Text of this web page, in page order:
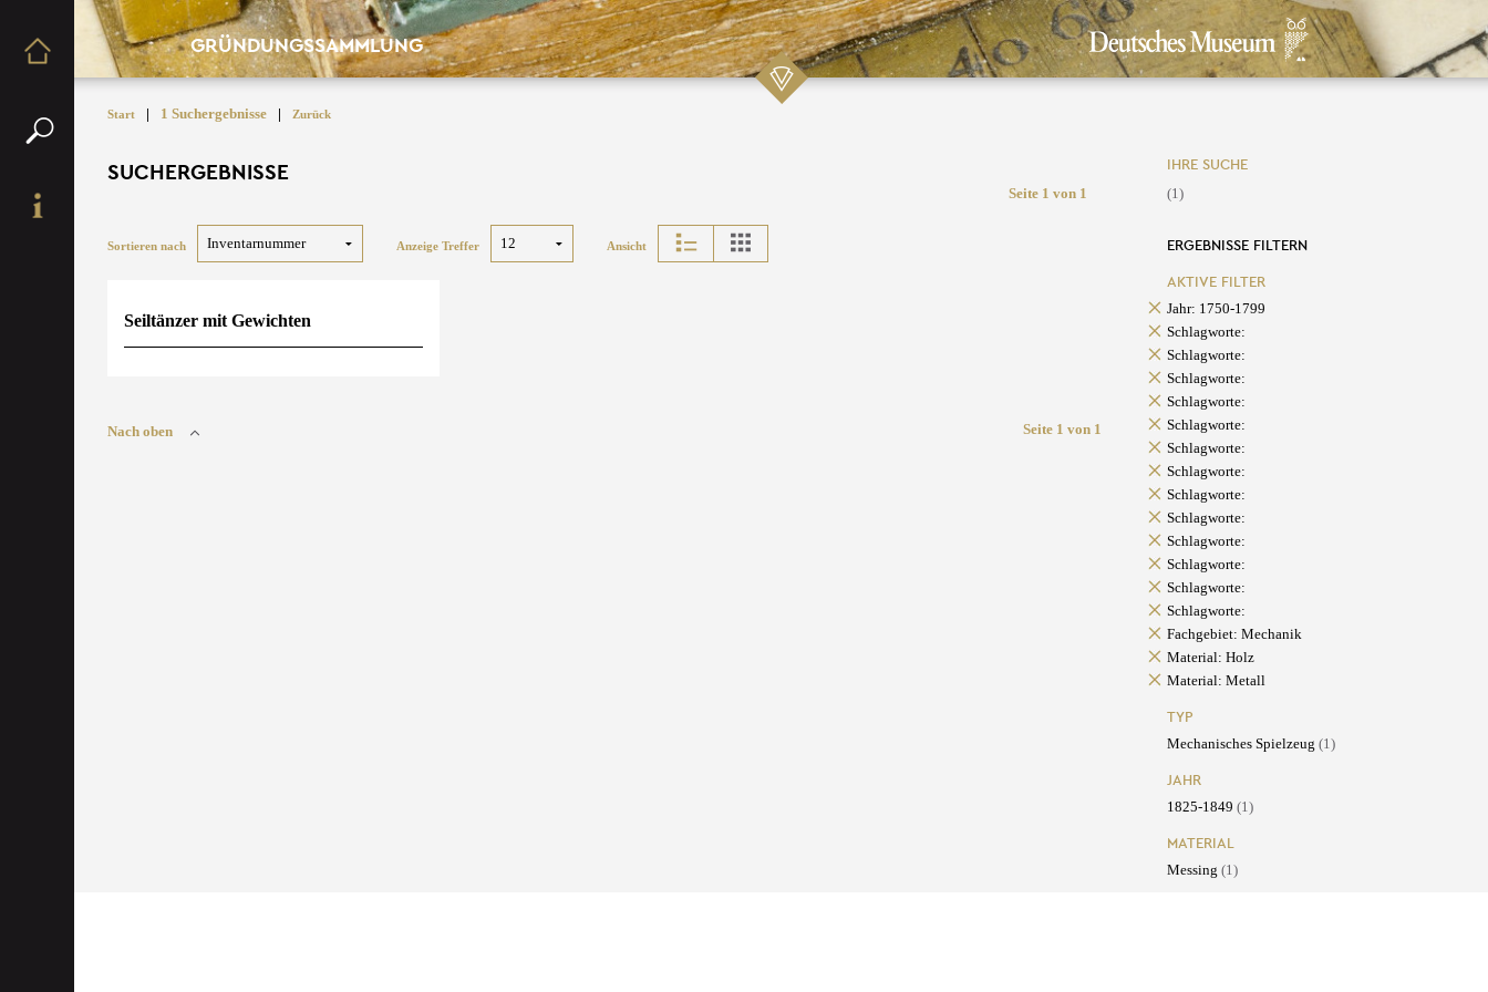
GRÜNDUNGSSAMMLUNG
Start | 1 Suchergebnisse | Zurück
SUCHERGEBNISSE
Seite 1 von 1
Sortieren nach Anzeige Treffer Ansicht
Seiltänzer mit Gewichten
Nach oben Seite 1 von 1
IHRE SUCHE
(1)
ERGEBNISSE FILTERN
AKTIVE FILTER
Jahr: 1750-1799
Schlagworte:
Schlagworte:
Schlagworte:
Schlagworte:
Schlagworte:
Schlagworte:
Schlagworte:
Schlagworte:
Schlagworte:
Schlagworte:
Schlagworte:
Schlagworte:
Schlagworte:
Fachgebiet: Mechanik
Material: Holz
Material: Metall
TYP
Mechanisches Spielzeug (1)
JAHR
1825-1849 (1)
MATERIAL
Messing (1)